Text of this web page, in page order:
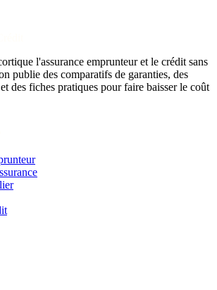
l'assurance emprunteur et le crédit sans
publie des comparatifs de garanties, des
des fiches pratiques pour faire baisser le coût